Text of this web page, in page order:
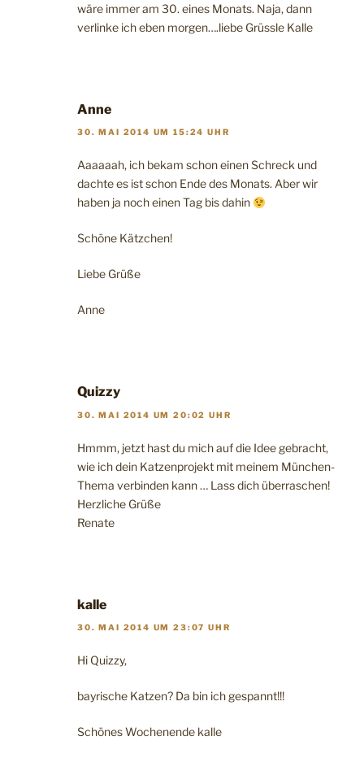
wäre immer am 30. eines Monats. Naja, dann
verlinke ich eben morgen….liebe Grüssle Kalle
Anne
30. MAI 2014 UM 15:24 UHR
Aaaaaah, ich bekam schon einen Schreck und
dachte es ist schon Ende des Monats. Aber wir
haben ja noch einen Tag bis dahin
Schöne Kätzchen!
Liebe Grüße
Anne
Quizzy
30. MAI 2014 UM 20:02 UHR
Hmmm, jetzt hast du mich auf die Idee gebracht,
wie ich dein Katzenprojekt mit meinem München-
Thema verbinden kann … Lass dich überraschen!
Herzliche Grüße
Renate
kalle
30. MAI 2014 UM 23:07 UHR
Hi Quizzy,
bayrische Katzen? Da bin ich gespannt!!!
Schönes Wochenende kalle